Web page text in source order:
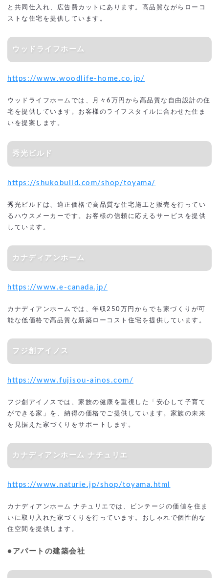
と共同仕入れ、広告費カットにあります。高品質ながらローコ
ストな住宅を提供しています。
ウッドライフホーム
https://www.woodlife-home.co.jp/
ウッドライフホームでは、月々6万円から高品質な自由設計の住
宅を提供しています。お客様のライフスタイルに合わせた住ま
いを提案します。
秀光ビルド
https://shukobuild.com/shop/toyama/
秀光ビルドは、適正価格で高品質な住宅施工と販売を行ってい
るハウスメーカーです。お客様の信頼に応えるサービスを提供
しています。
カナディアンホーム
https://www.e-canada.jp/
カナディアンホームでは、年収250万円からでも家づくりが可
能な低価格で高品質な新築ローコスト住宅を提供しています。
フジ創アイノス
https://www.fujisou-ainos.com/
フジ創アイノスでは、家族の健康を重視した「安心して子育て
ができる家」を、納得の価格でご提供しています。家族の未来
を見据えた家づくりをサポートします。
カナディアンホーム ナチュリエ
https://www.naturie.jp/shop/toyama.html
カナディアンホーム ナチュリエでは、ビンテージの価値を住ま
いに取り入れた家づくりを行っています。おしゃれで個性的な
住空間を提供します。
●アパートの建築会社